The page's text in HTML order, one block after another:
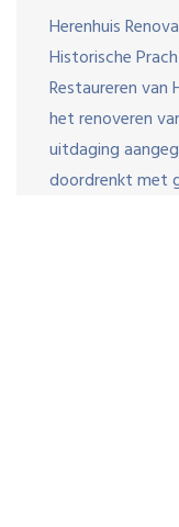
Herenhuis
Historische
Restaureren
het renoveren
uitdaging
doordrenkt met